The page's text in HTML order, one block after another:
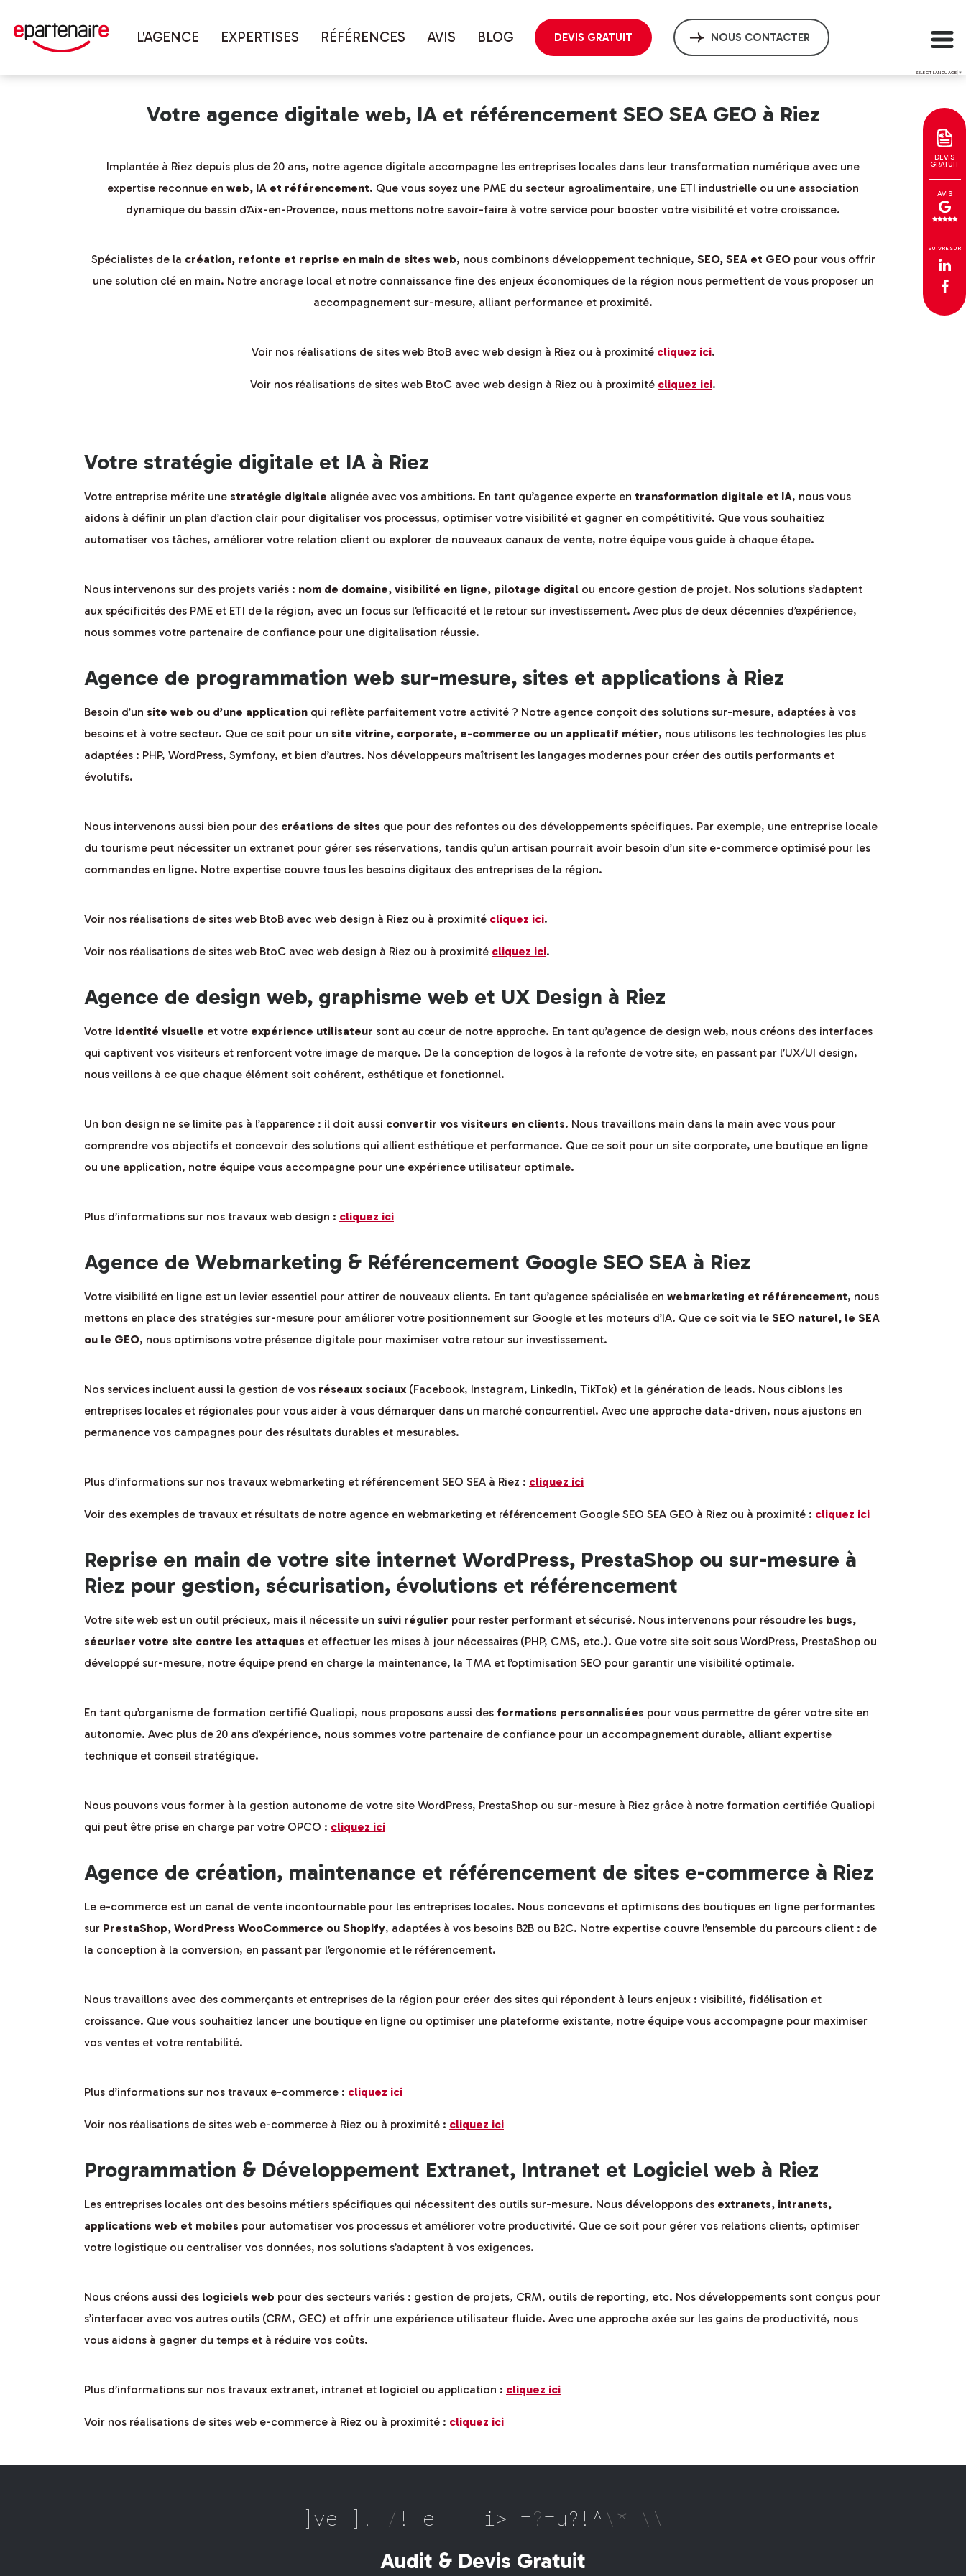
L'AGENCE EXPERTISES RÉFÉRENCES AVIS BLOG DEVIS GRATUIT NOUS CONTACTER
SELECT LANGUAGE ▼
DEVIS
GRATUIT
AVIS
SUIVRE SUR
Vous êtes ici : Accueil couverture géographique
Votre agence digitale web, IA et référencement SEO SEA GEO à Riez
Implantée à Riez depuis plus de 20 ans, notre agence digitale accompagne les entreprises locales dans leur transformation numérique avec une
expertise reconnue en web, IA et référencement. Que vous soyez une PME du secteur agroalimentaire, une ETI industrielle ou une association
dynamique du bassin d’Aix-en-Provence, nous mettons notre savoir-faire à votre service pour booster votre visibilité et votre croissance.
Spécialistes de la création, refonte et reprise en main de sites web, nous combinons développement technique, SEO, SEA et GEOpour vous offrir
une solution clé en main. Notre ancrage local et notre connaissance fine des enjeux économiques de la région nous permettent de vous proposer un
accompagnement sur-mesure, alliant performance et proximité.
Voir nos réalisations de sites web BtoB avec web design à Riez ou à proximité cliquez ici.
Voir nos réalisations de sites web BtoC avec web design à Riez ou à proximité cliquez ici.
Votre stratégie digitale et IA à Riez
Votre entreprise mérite une stratégie digitale alignée avec vos ambitions. En tant qu’agence experte en transformation digitale et IA, nous vous
aidons à définir un plan d’action clair pour digitaliser vos processus, optimiser votre visibilité et gagner en compétitivité. Que vous souhaitiez
automatiser vos tâches, améliorer votre relation client ou explorer de nouveaux canaux de vente, notre équipe vous guide à chaque étape.
Nous intervenons sur des projets variés : nom de domaine, visibilité en ligne, pilotage digital ou encore gestion de projet. Nos solutions s’adaptent
aux spécificités des PME et ETI de la région, avec un focus sur l’efficacité et le retour sur investissement. Avec plus de deux décennies d’expérience,
nous sommes votre partenaire de confiance pour une digitalisation réussie.
Agence de programmation web sur-mesure, sites et applications à Riez
Besoin d’un site web ou d’une application qui reflète parfaitement votre activité ? Notre agence conçoit des solutions sur-mesure, adaptées à vos
besoins et à votre secteur. Que ce soit pour un site vitrine, corporate, e-commerce ou un applicatif métier, nous utilisons les technologies les plus
adaptées : PHP, WordPress, Symfony, et bien d’autres. Nos développeurs maîtrisent les langages modernes pour créer des outils performants et
évolutifs.
Nous intervenons aussi bien pour des créations de sites que pour des refontes ou des développements spécifiques. Par exemple, une entreprise locale
du tourisme peut nécessiter un extranet pour gérer ses réservations, tandis qu’un artisan pourrait avoir besoin d’un site e-commerce optimisé pour les
commandes en ligne. Notre expertise couvre tous les besoins digitaux des entreprises de la région.
Voir nos réalisations de sites web BtoB avec web design à Riez ou à proximité cliquez ici.
Voir nos réalisations de sites web BtoC avec web design à Riez ou à proximité cliquez ici.
Agence de design web, graphisme web et UX Design à Riez
Votre identité visuelle et votre expérience utilisateur sont au cœur de notre approche. En tant qu’agence de design web, nous créons des interfaces
qui captivent vos visiteurs et renforcent votre image de marque. De la conception de logos à la refonte de votre site, en passant par l’UX/UI design,
nous veillons à ce que chaque élément soit cohérent, esthétique et fonctionnel.
Un bon design ne se limite pas à l’apparence : il doit aussi convertir vos visiteurs en clients. Nous travaillons main dans la main avec vous pour
comprendre vos objectifs et concevoir des solutions qui allient esthétique et performance. Que ce soit pour un site corporate, une boutique en ligne
ou une application, notre équipe vous accompagne pour une expérience utilisateur optimale.
Plus d’informations sur nos travaux web design : cliquez ici
Agence de Webmarketing & Référencement Google SEO SEA à Riez
Votre visibilité en ligne est un levier essentiel pour attirer de nouveaux clients. En tant qu’agence spécialisée en webmarketing et référencement, nous
mettons en place des stratégies sur-mesure pour améliorer votre positionnement sur Google et les moteurs d’IA. Que ce soit via le SEO naturel, le SEA
ou le GEO, nous optimisons votre présence digitale pour maximiser votre retour sur investissement.
Nos services incluent aussi la gestion de vos réseaux sociaux (Facebook, Instagram, LinkedIn, TikTok) et la génération de leads. Nous ciblons les
entreprises locales et régionales pour vous aider à vous démarquer dans un marché concurrentiel. Avec une approche data-driven, nous ajustons en
permanence vos campagnes pour des résultats durables et mesurables.
Plus d’informations sur nos travaux webmarketing et référencement SEO SEA à Riez : cliquez ici
Voir des exemples de travaux et résultats de notre agence en webmarketing et référencement Google SEO SEA GEO à Riez ou à proximité : cliquez ici
Reprise en main de votre site internet WordPress, PrestaShop ou sur-mesure à
Riez pour gestion, sécurisation, évolutions et référencement
Votre site web est un outil précieux, mais il nécessite un suivi régulier pour rester performant et sécurisé. Nous intervenons pour résoudre les bugs,
sécuriser votre site contre les attaques et effectuer les mises à jour nécessaires (PHP, CMS, etc.). Que votre site soit sous WordPress, PrestaShop ou
développé sur-mesure, notre équipe prend en charge la maintenance, la TMA et l’optimisation SEO pour garantir une visibilité optimale.
En tant qu’organisme de formation certifié Qualiopi, nous proposons aussi des formations personnalisées pour vous permettre de gérer votre site en
autonomie. Avec plus de 20 ans d’expérience, nous sommes votre partenaire de confiance pour un accompagnement durable, alliant expertise
technique et conseil stratégique.
Nous pouvons vous former à la gestion autonome de votre site WordPress, PrestaShop ou sur-mesure à Riez grâce à notre formation certifiée Qualiopi
qui peut être prise en charge par votre OPCO : cliquez ici
Agence de création, maintenance et référencement de sites e-commerce à Riez
Le e-commerce est un canal de vente incontournable pour les entreprises locales. Nous concevons et optimisons des boutiques en ligne performantes
sur PrestaShop, WordPress WooCommerce ou Shopify, adaptées à vos besoins B2B ou B2C. Notre expertise couvre l’ensemble du parcours client : de
la conception à la conversion, en passant par l’ergonomie et le référencement.
Nous travaillons avec des commerçants et entreprises de la région pour créer des sites qui répondent à leurs enjeux : visibilité, fidélisation et
croissance. Que vous souhaitiez lancer une boutique en ligne ou optimiser une plateforme existante, notre équipe vous accompagne pour maximiser
vos ventes et votre rentabilité.
Plus d’informations sur nos travaux e-commerce : cliquez ici
Voir nos réalisations de sites web e-commerce à Riez ou à proximité : cliquez ici
Programmation & Développement Extranet, Intranet et Logiciel web à Riez
Les entreprises locales ont des besoins métiers spécifiques qui nécessitent des outils sur-mesure. Nous développons des extranets, intranets,
applications web et mobiles pour automatiser vos processus et améliorer votre productivité. Que ce soit pour gérer vos relations clients, optimiser
votre logistique ou centraliser vos données, nos solutions s’adaptent à vos exigences.
Nous créons aussi des logiciels web pour des secteurs variés : gestion de projets, CRM, outils de reporting, etc. Nos développements sont conçus pour
s’interfacer avec vos autres outils (CRM, GEC) et offrir une expérience utilisateur fluide. Avec une approche axée sur les gains de productivité, nous
vous aidons à gagner du temps et à réduire vos coûts.
Plus d’informations sur nos travaux extranet, intranet et logiciel ou application : cliquez ici
Voir nos réalisations de sites web e-commerce à Riez ou à proximité : cliquez ici
ten*e } / t ] chn _# ^i—f_ rma _ique
Audit & Devis Gratuit